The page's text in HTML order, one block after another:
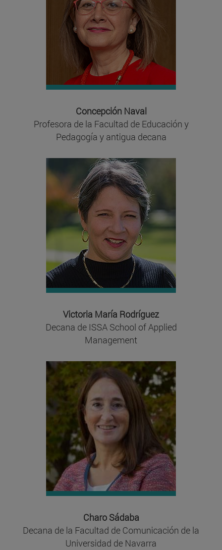
Concepción Naval
Profesora de la Facultad de Educación y
Pedagogía y antigua decana
Victoria María Rodríguez
Decana de ISSA School of Applied
Management
Charo Sádaba
Decana de la Facultad de Comunicación de la
Universidad de Navarra